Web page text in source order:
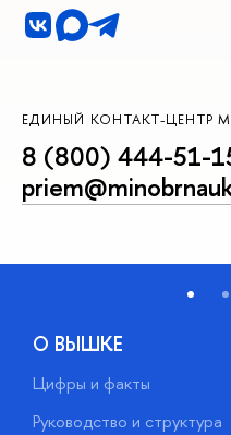
ЕДИНЫЙ КОНТАКТ-ЦЕНТР
8 (800) 444-51-
О ВЫШКЕ
Цифры и факты
Руководство и структура